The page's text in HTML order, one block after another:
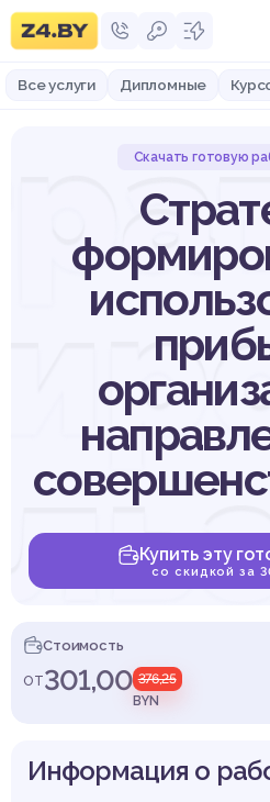
Все услуги Дипломные
Скачать готовую
Купить эту
со скидкой за
Стоимость
от301,00 376,25
BYN
Информация о